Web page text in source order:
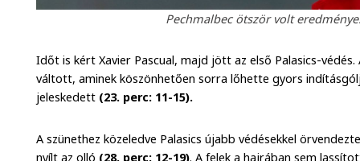
Pechmalbec ötször volt
Időt is kért Xavier Pascual, majd jött az első Palasics-
váltott, aminek köszönhetően sorra lőhette gyors
jeleskedett (23. perc: 11-15).
A szünethez közeledve Palasics újabb védésekkel
nyílt az olló (28. perc: 12-19). A felek a hajrában sem